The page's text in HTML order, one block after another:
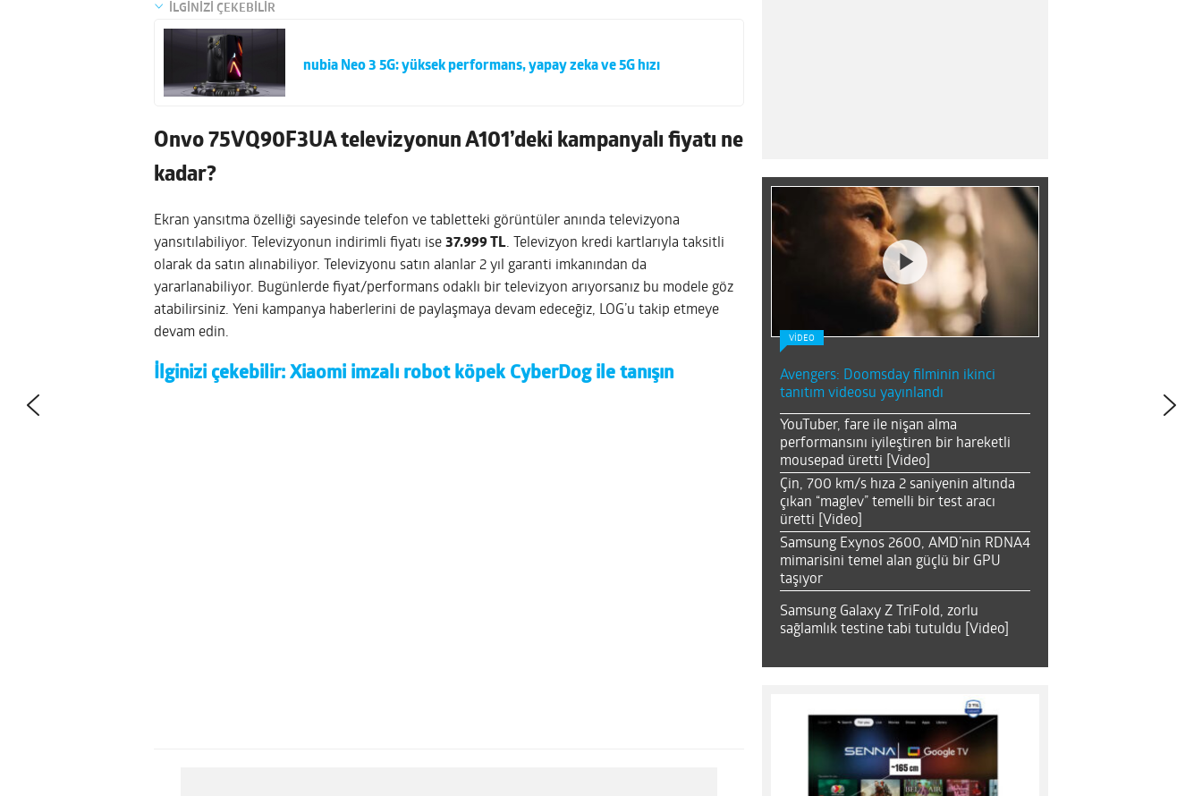
İLGİNİZİ ÇEKEBİLİR
nubia Neo 3 5G: yüksek performans, yapay zeka ve 5G hızı
Onvo 75VQ90F3UA televizyonun A101’deki kampanyalı fiyatı ne
kadar?
Ekran yansıtma özelliği sayesinde telefon ve tabletteki görüntüler anında televizyona
yansıtılabiliyor. Televizyonun indirimli fiyatı ise 37.999 TL. Televizyon kredi kartlarıyla taksitli
olarak da satın alınabiliyor. Televizyonu satın alanlar 2 yıl garanti imkanından da
yararlanabiliyor. Bugünlerde fiyat/performans odaklı bir televizyon arıyorsanız bu modele göz
atabilirsiniz. Yeni kampanya haberlerini de paylaşmaya devam edeceğiz, LOG’u takip etmeye
devam edin.
İlginizi çekebilir: Xiaomi imzalı robot köpek CyberDog ile tanışın
VİDEO
Avengers: Doomsday filminin ikinci
tanıtım videosu yayınlandı
YouTuber, fare ile nişan alma
performansını iyileştiren bir hareketli
mousepad üretti [Video]
Çin, 700 km/s hıza 2 saniyenin altında
çıkan “maglev” temelli bir test aracı
üretti [Video]
Samsung Exynos 2600, AMD’nin RDNA4
mimarisini temel alan güçlü bir GPU
taşıyor
Samsung Galaxy Z TriFold, zorlu
sağlamlık testine tabi tutuldu [Video]